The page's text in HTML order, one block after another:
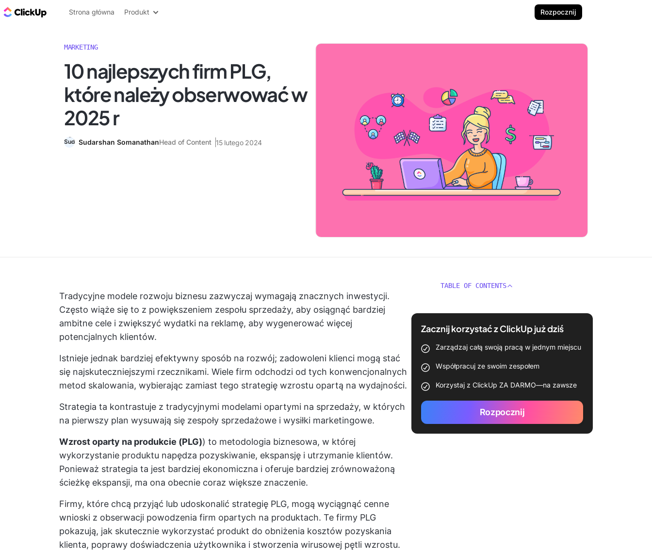
ClickUp Blog
Strona główna Produkt Rozpocznij
MARKETING
10 najlepszych firm PLG,
które należy obserwować w
2025 r
Sudarshan SomanathanHead of Content 15 lutego 2024
Tradycyjne modele rozwoju biznesu zazwyczaj wymagają znacznych inwestycji.
Często wiąże się to z powiększeniem zespołu sprzedaży, aby osiągnąć bardziej
ambitne cele i zwiększyć wydatki na reklamę, aby wygenerować więcej
potencjalnych klientów.
Istnieje jednak bardziej efektywny sposób na rozwój; zadowoleni klienci mogą stać
się najskuteczniejszymi rzecznikami. Wiele firm odchodzi od tych konwencjonalnych
metod skalowania, wybierając zamiast tego strategię wzrostu opartą na wydajności.
Strategia ta kontrastuje z tradycyjnymi modelami opartymi na sprzedaży, w których
na pierwszy plan wysuwają się zespoły sprzedażowe i wysiłki marketingowe.
Wzrost oparty na produkcie (PLG)) to metodologia biznesowa, w której
wykorzystanie produktu napędza pozyskiwanie, ekspansję i utrzymanie klientów.
Ponieważ strategia ta jest bardziej ekonomiczna i oferuje bardziej zrównoważoną
ścieżkę ekspansji, ma ona obecnie coraz większe znaczenie.
Firmy, które chcą przyjąć lub udoskonalić strategię PLG, mogą wyciągnąć cenne
wnioski z obserwacji powodzenia firm opartych na produktach. Te firmy PLG
pokazują, jak skutecznie wykorzystać produkt do obniżenia kosztów pozyskania
klienta, poprawy doświadczenia użytkownika i stworzenia wirusowej pętli wzrostu.
TABLE OF CONTENTS
Zacznij korzystać z ClickUp już dziś
Zarządzaj całą swoją pracą w jednym miejscu
Współpracuj ze swoim zespołem
Korzystaj z ClickUp ZA DARMO—na zawsze
Rozpocznij